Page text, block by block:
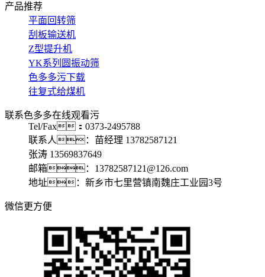
产品推荐
平面回转筛
刮板输送机
Z型提升机
YK系列圆振动筛
色多多污下载
往复式给煤机
联系色多多在线观看污
Tel/Fax：0373-2495788
联系人：苗经理 13782587121
张涛 13569837649
邮箱：13782587121@126.com
地址：新乡市七里营镇南魏庄工业园3号
微信更方便